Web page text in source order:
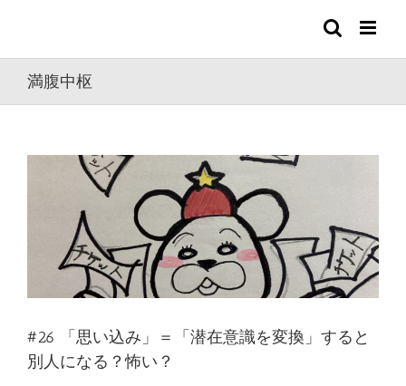
満腹中枢
#26 「思い込み」＝「潜在意識を変換」すると
別人になる？怖い？